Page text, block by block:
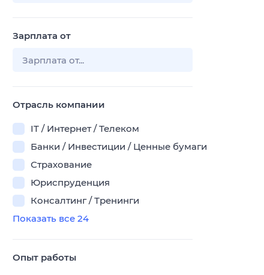
Зарплата от
Отрасль компании
IT / Интернет / Телеком
Банки / Инвестиции / Ценные бумаги
Страхование
Юриспруденция
Консалтинг / Тренинги
Показать все 24
Опыт работы